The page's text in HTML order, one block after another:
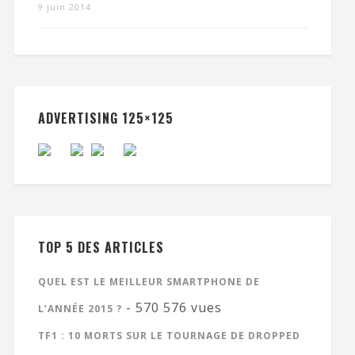
9 juin 2014
ADVERTISING 125×125
TOP 5 DES ARTICLES
QUEL EST LE MEILLEUR SMARTPHONE DE
L’ANNÉE 2015 ? - 570 576 vues
TF1 : 10 MORTS SUR LE TOURNAGE DE DROPPED